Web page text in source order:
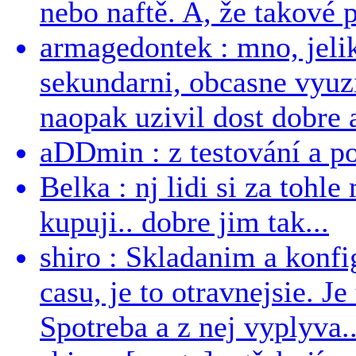
nebo naftě. A, že takové
armagedontek : mno,
sekundarni, obcasne
naopak uzivil dost dobre
aDDmin : z testování a
Belka : nj lidi si za tohle
kupuji.. dobre jim tak...
shiro : Skladanim a
casu, je to otravnejsie.
Spotreba a z nej